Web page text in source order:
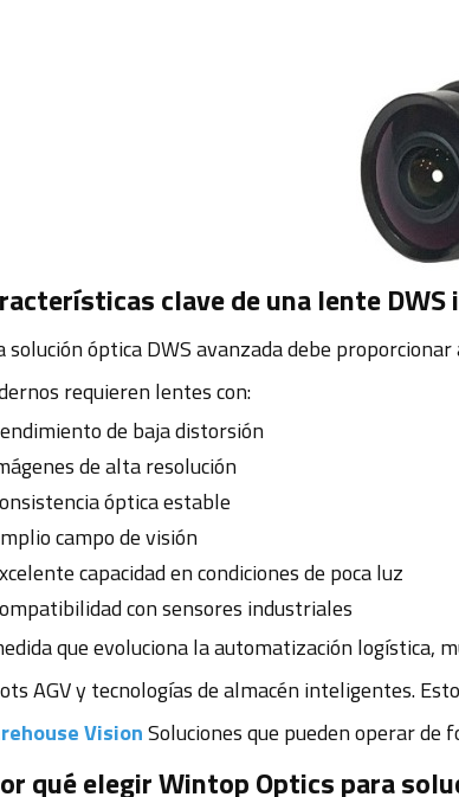
clave de una lente DWS
solución óptica DWS avanzada debe
requieren lentes con:
de baja distorsión
de alta resolución
óptica estable
campo de visión
capacidad en condiciones de poca luz
con sensores industriales
que evoluciona la automatización logística,
AGV y tecnologías de almacén inteligentes.
VisionSoluciones que pueden operar
qué elegir Wintop Optics para